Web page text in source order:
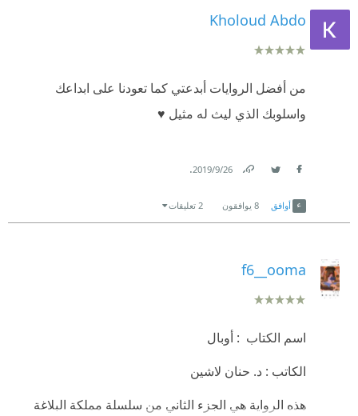
Kholoud Abdo
من أفضل الروايات أبدعتي كما تعودنا على ابداعك
واسلوبك الذي ليث له مثيل ♥️
26‏/9‏/2019
.
أوافق 8 يوافقون 2 تعليقات
f6__ooma
اسم الكتاب : أوبال
الكاتب : د. حنان لاشين
هذه الرواية هي الجزء الثاني من سلسلة مملكة البلاغة